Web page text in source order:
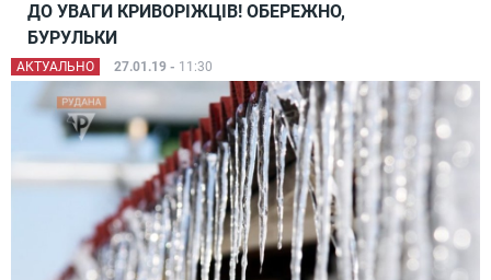
ДО УВАГИ КРИВОРІЖЦІВ! ОБЕРЕЖНО,
БУРУЛЬКИ
АКТУАЛЬНО 27.01.19 - 11:30